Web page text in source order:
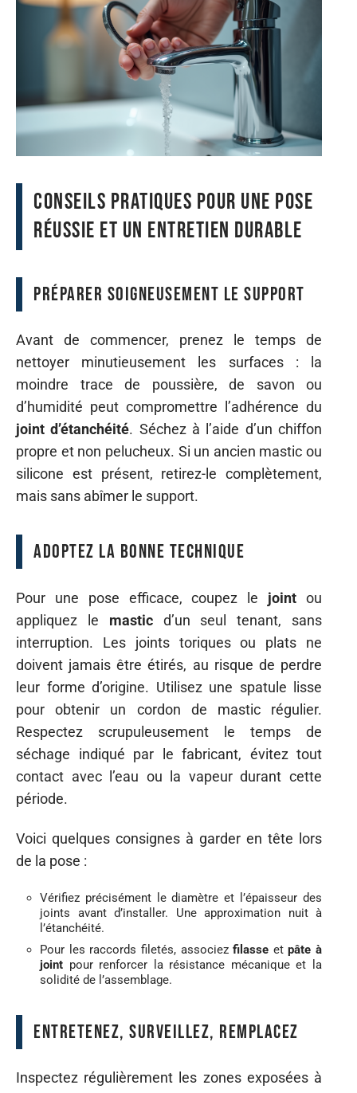
Conseils pratiques pour une pose
réussie et un entretien durable
Préparer soigneusement le support
Avant de commencer, prenez le temps de
nettoyer minutieusement les surfaces : la
moindre trace de poussière, de savon ou
d’humidité peut compromettre l’adhérence du
joint d’étanchéité. Séchez à l’aide d’un chiffon
propre et non pelucheux. Si un ancien mastic ou
silicone est présent, retirez-le complètement,
mais sans abîmer le support.
Adoptez la bonne technique
Pour une pose efficace, coupez le joint ou
appliquez le masticd’un seul tenant, sans
interruption. Les joints toriques ou plats ne
doivent jamais être étirés, au risque de perdre
leur forme d’origine. Utilisez une spatule lisse
pour obtenir un cordon de mastic régulier.
Respectez scrupuleusement le temps de
séchage indiqué par le fabricant, évitez tout
contact avec l’eau ou la vapeur durant cette
période.
Voici quelques consignes à garder en tête lors
de la pose :
Vérifiez précisément le diamètre et l’épaisseur des
joints avant d’installer. Une approximation nuit à
l’étanchéité.
Pour les raccords filetés, associezfilasse etpâte à
joint pour renforcer la résistance mécanique et la
solidité de l’assemblage.
Entretenez, surveillez, remplacez
Inspectez régulièrement les zones exposées à